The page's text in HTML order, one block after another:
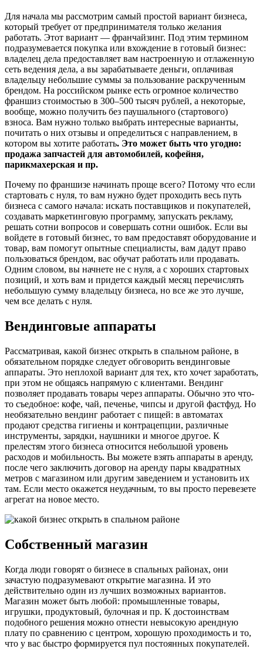
Для начала мы рассмотрим самый простой вариант бизнеса,
который требует от предпринимателя только желания
работать. Этот вариант — франчайзинг. Под этим термином
подразумевается покупка или вхождение в готовый бизнес:
владелец дела предоставляет вам настроенную и отлаженную
сеть ведения дела, а вы зарабатываете деньги, оплачивая
владельцу небольшие суммы за пользование раскрученным
брендом. На российском рынке есть огромное количество
франшиз стоимостью в 300–500 тысяч рублей, а некоторые,
вообще, можно получить без паушального (стартового)
взноса. Вам нужно только выбрать интересные варианты,
почитать о них отзывы и определиться с направлением, в
котором вы хотите работать. Это может быть что угодно:
продажа запчастей для автомобилей, кофейня,
парикмахерская и пр.
Почему по франшизе начинать проще всего? Потому что если
стартовать с нуля, то вам нужно будет проходить весь путь
бизнеса с самого начала: искать поставщиков и покупателей,
создавать маркетинговую программу, запускать рекламу,
решать сотни вопросов и совершать сотни ошибок. Если вы
войдете в готовый бизнес, то вам предоставят оборудование и
товар, вам помогут опытные специалисты, вам дадут право
пользоваться брендом, вас обучат работать или продавать.
Одним словом, вы начнете не с нуля, а с хороших стартовых
позиций, и хоть вам и придется каждый месяц перечислять
небольшую сумму владельцу бизнеса, но все же это лучше,
чем все делать с нуля.
Вендинговые аппараты
Рассматривая, какой бизнес открыть в спальном районе, в
обязательном порядке следует обговорить вендинговые
аппараты. Это неплохой вариант для тех, кто хочет заработать,
при этом не общаясь напрямую с клиентами. Вендинг
позволяет продавать товары через аппараты. Обычно это что-
то съедобное: кофе, чай, печенье, чипсы и другой фастфуд. Но
необязательно вендинг работает с пищей: в автоматах
продают средства гигиены и контрацепции, различные
инструменты, зарядки, наушники и многое другое. К
прелестям этого бизнеса относится небольшой уровень
расходов и мобильность. Вы можете взять аппараты в аренду,
после чего заключить договор на аренду пары квадратных
метров с магазином или другим заведением и установить их
там. Если место окажется неудачным, то вы просто перевезете
агрегат на новое место.
Собственный магазин
Когда люди говорят о бизнесе в спальных районах, они
зачастую подразумевают открытие магазина. И это
действительно один из лучших возможных вариантов.
Магазин может быть любой: промышленные товары,
игрушки, продуктовый, булочная и пр. К достоинствам
подобного решения можно отнести невысокую арендную
плату по сравнению с центром, хорошую проходимость и то,
что у вас быстро формируется пул постоянных покупателей.